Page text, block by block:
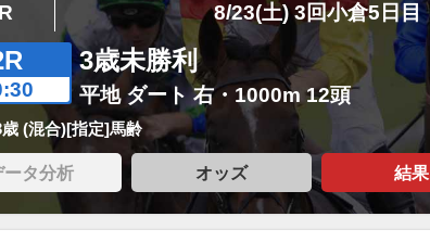
8/23(土) 3回小倉5日目
3歳未勝利
平地 ダート 右・1000m 12頭
(混合)[指定]馬齢
ータ分析 オッズ 結果